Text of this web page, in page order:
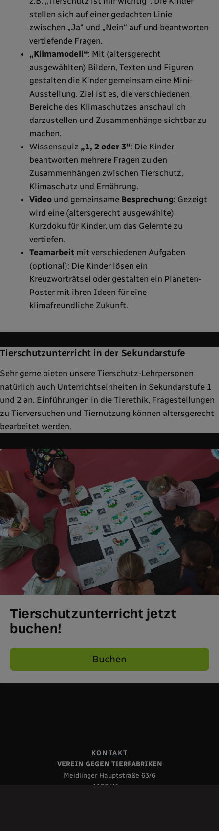
stellen sich auf einer gedachten Linie
zwischen „Ja“ und „Nein“ auf und beantworten
vertiefende Fragen.
„Klimamodell“: Mit (altersgerecht
ausgewählten) Bildern, Texten und Figuren
gestalten die Kinder gemeinsam eine Mini-
Ausstellung. Ziel ist es, die verschiedenen
Bereiche des Klimaschutzes anschaulich
darzustellen und Zusammenhänge sichtbar zu
machen.
Wissensquiz „1, 2 oder 3“: Die Kinder
beantworten mehrere Fragen zu den
Zusammenhängen zwischen Tierschutz,
Klimaschutz und Ernährung.
Video und gemeinsame Besprechung: Gezeigt
wird eine (altersgerecht ausgewählte)
Kurzdoku für Kinder, um das Gelernte zu
vertiefen.
Teamarbeit mit verschiedenen Aufgaben
(optional): Die Kinder lösen ein
Kreuzworträtsel oder gestalten ein Planeten-
Poster mit ihren Ideen für eine
klimafreundliche Zukunft.
Tierschutzunterricht in der Sekundarstufe
Sehr gerne bieten unsere Tierschutz-Lehrpersonen
natürlich auch Unterrichtseinheiten in Sekundarstufe 1
und 2 an. Einführungen in die Tierethik, Fragestellungen
zu Tierversuchen und Tiernutzung können altersgerecht
bearbeitet werden.
Tierschutzunterricht jetzt
buchen!
Buchen
KONTAKT
VEREIN GEGEN TIERFABRIKEN
Meidlinger Hauptstraße 63/6
1120 Wien